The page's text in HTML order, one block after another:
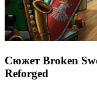
Сюжет Broken
Reforged